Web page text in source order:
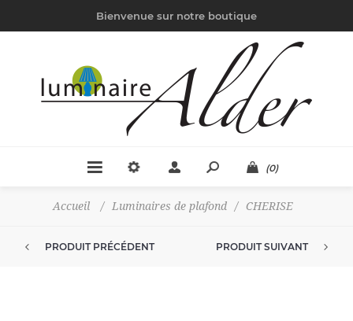
Bienvenue sur notre boutique
(0)
Accueil / Luminaires de plafond / CHERISE
PRODUIT PRÉCÉDENT PRODUIT SUIVANT